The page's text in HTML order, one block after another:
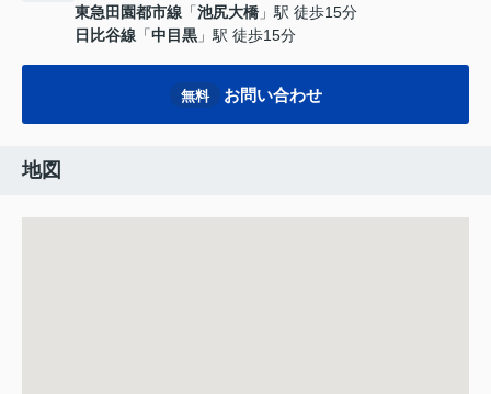
東急田園都市線 「池尻大橋 」駅 徒歩15分
日比谷線 「中目黒 」駅 徒歩15分
無料 お問い合わせ
地図